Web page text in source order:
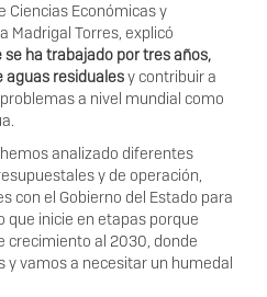
Ciencias Económicas y
Madrigal Torres, explicó
ha trabajado por tres años,
aguas residualesy contribuir a
a nivel mundial como
analizado diferentes
y de operación,
con el Gobierno del Estado para
que inicie en etapas porque
crecimiento al 2030, donde
vamos a necesitar un humedal